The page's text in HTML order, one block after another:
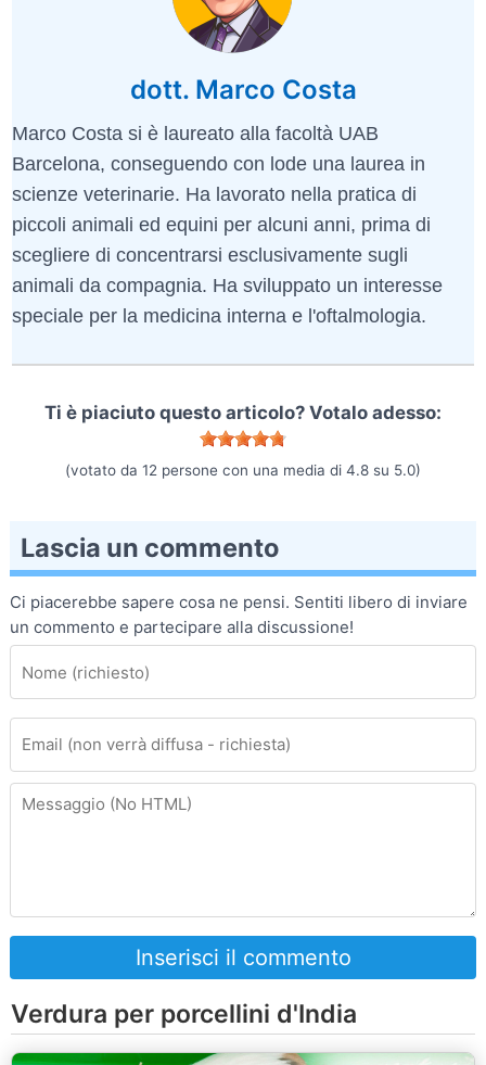
dott. Marco Costa
Marco Costa si è laureato alla facoltà UAB
Barcelona, conseguendo con lode una laurea in
scienze veterinarie. Ha lavorato nella pratica di
piccoli animali ed equini per alcuni anni, prima di
scegliere di concentrarsi esclusivamente sugli
animali da compagnia. Ha sviluppato un interesse
speciale per la medicina interna e l'oftalmologia.
Ti è piaciuto questo articolo? Votalo adesso:
(votato da 12 persone con una media di 4.8 su 5.0)
Lascia un commento
Ci piacerebbe sapere cosa ne pensi. Sentiti libero di inviare
un commento e partecipare alla discussione!
Inserisci il commento
Verdura per porcellini d'India